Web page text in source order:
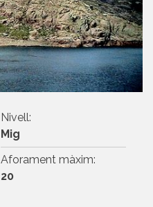
Nivell:
Mig
Aforament màxim:
20